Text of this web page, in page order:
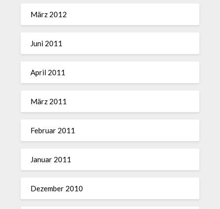
März 2012
Juni 2011
April 2011
März 2011
Februar 2011
Januar 2011
Dezember 2010